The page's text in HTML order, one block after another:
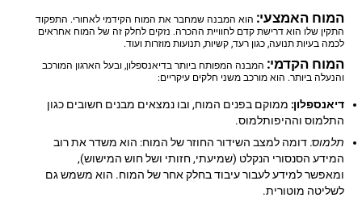
המוח האמצעי: הוא המבנה שמחבר את המוח הקידמי לאחורי. התפקוד
התקין שלו הוא דרישת קדם לחוויית ההכרה. נזקים לחלק זה של המוח אחראים
לכמה בעיות תנועה, כגון רעד, קשיות, תנועות מוזרות ועוד.
המוח הקדמי: המבנה המפותח ביותר בדיאנספלון, ובעל הארגון המורכב
והנעלה ביותר. הוא מורכב משני חלקים עיקריים:
דיאנספלון: ממוקם בפנים המוח, ובו נמצאים מבנים חשובים כגון
התלמוס וההיפותלמוס.
תלמוס: דומה למצב השידור החוזר של המוח: הוא משדר את רוב
המידע הסנסורי הנקלט (שמיעתי, חזותי ושל חוש המישוש),
ומאפשר למידע לעבור עיבוד בחלק אחר של המוח. הוא משמש גם
לשליטה מוטורית.